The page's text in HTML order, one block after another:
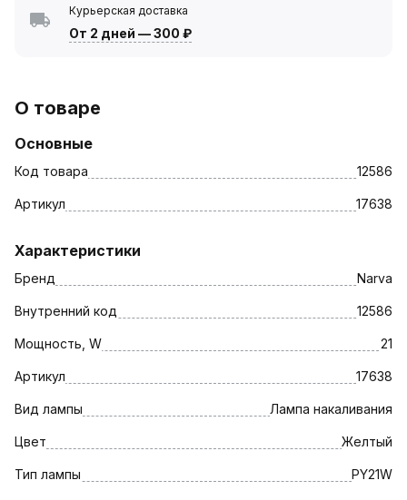
Курьерская доставка
От 2 дней —300 ₽
О товаре
Основные
Код товара 12586
Артикул 17638
Характеристики
Бренд Narva
Внутренний код 12586
Мощность, W 21
Артикул 17638
Вид лампы Лампа накаливания
Цвет Желтый
Тип лампы PY21W